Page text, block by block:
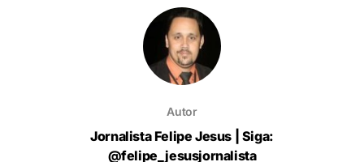
Autor
Jornalista Felipe Jesus | Siga:
@felipe_jesusjornalista